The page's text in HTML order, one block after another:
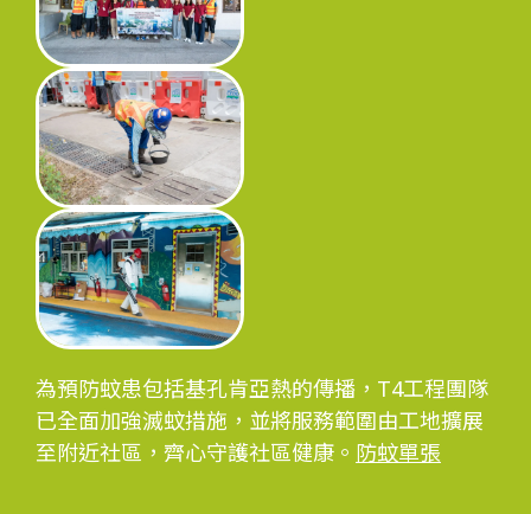
為預防蚊患包括基孔肯亞熱的傳播，T4工程團隊
已全面加強滅蚊措施，並將服務範圍由工地擴展
至附近社區，齊心守護社區健康。 防蚊單張